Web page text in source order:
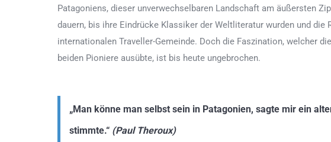
Patagoniens, dieser unverwechselbaren Landschaft am äußersten
dauern, bis ihre Eindrücke Klassiker der Weltliteratur wurden und die
internationalen Traveller-Gemeinde. Doch die Faszination, welcher
beiden Pioniere ausübte, ist bis heute ungebrochen.
„Man könne man selbst sein in Patagonien, sagte mir ein
stimmte.“ (Paul Theroux)